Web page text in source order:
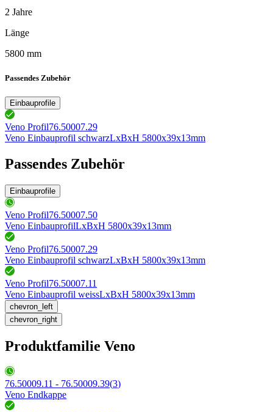
2 Jahre
Länge
5800 mm
Passendes Zubehör
Einbauprofile
Veno Profil76.50007.29
Veno Einbauprofil schwarzLxBxH 5800x39x13mm
Passendes Zubehör
Einbauprofile
Veno Profil76.50007.50
Veno EinbauprofilLxBxH 5800x39x13mm
Veno Profil76.50007.29
Veno Einbauprofil schwarzLxBxH 5800x39x13mm
Veno Profil76.50007.11
Veno Einbauprofil weissLxBxH 5800x39x13mm
chevron_left
chevron_right
Produktfamilie Veno
76.50009.11 - 76.50009.39(3)
Veno Endkappe